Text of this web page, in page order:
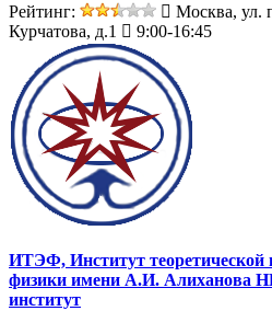
Рейтинг:
Москва, ул.
Курчатова, д.1
9:00-16:45
ИТЭФ, Институт теоретической
физики имени А.И. Алиханова
институт